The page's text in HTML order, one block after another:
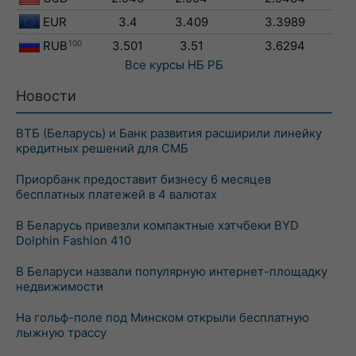
EUR
3.4 3.409
3.3989
RUB 100 3.501 3.51
3.6294
Все курсы НБ РБ
Новости
ВТБ (Беларусь) и Банк развития расширили линейку
кредитных решений для СМБ
Приорбанк предоставит бизнесу 6 месяцев
бесплатных платежей в 4 валютах
В Беларусь привезли компактные хэтчбеки BYD
Dolphin Fashion 410
В Беларуси назвали популярную интернет-площадку
недвижимости
На гольф-поле под Минском открыли бесплатную
лыжную трассу